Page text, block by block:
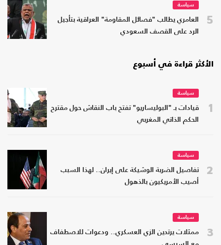
5
سياسة
العامري يطالب "فصائل المقاومة" العراقية بتأجيل
الرد على القصف السعودي
الأكثر قراءة في أسبوع
1
سياسة
قيادات بـ "البوليساريو" تفتح باب النقاش حول مقترح
الحكم الذاتي المغربي
2
سياسة
تفاصيل الضربة الوشيكة على إيران.. لهذا السبب
أصيب الأمريكيون بالذهول
3
سياسة
ممثلات يرتدين الزي العسكري.. ودعوات للاصطفاف